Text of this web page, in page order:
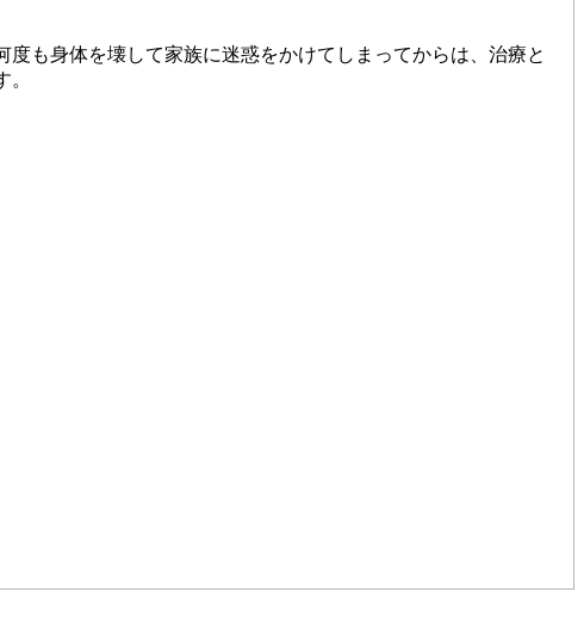
も身体を壊して家族に迷惑をかけてしまってからは、治療と